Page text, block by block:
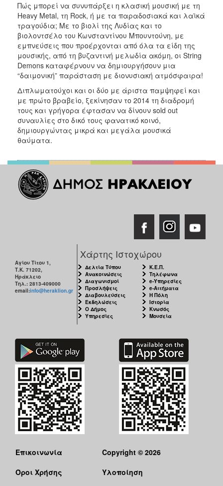
Πώς μπορεί να συνυπάρξει η κλασική μουσική με τη
Heavy Metal, τη Rock, ή με τα παραδοσιακά και λαϊκά
τραγούδια; Με το βιολί της Λυδίας και το
βιολοντσέλο του Κωνσταντίνου Μπουντούνη, με
εμπνεύσεις που προέρχονται από όλα τα είδη της
μουσικής, από τη βυζαντινή μελωδία ακόμη, οι String
Demons καταφέρνουν να δημιουργήσουν μια
“δαιμονική” παράσταση με διονυσιακή ατμόσφαιρα!
Διπλωματούχοι και οι δύο με άριστα παμψηφεί και
με πρώτο βραβείο, ξεκίνησαν το 2014 τη διαδρομή
τους και γρήγορα έφτασαν να δίνουν sold out
συναυλίες στο δικό τους φανατικό κοινό,
δημιουργώντας μικρά και μεγάλα μουσικά
θαύματα.
Αγίου Τίτου 1,
Τ.Κ. 71202,
Ηράκλειο
Τηλ.: 2813-409000
email:info@heraklion.gr
Χάρτης Ιστοχώρου
Δελτία Τύπου
Ανακοινώσεις
Διαγωνισμοί
Προσλήψεις
Διαβουλεύσεις
Εκδηλώσεις
Ο Δήμος
Υπηρεσίες
Κ.Ε.Π.
Τηλέφωνα
e-Υπηρεσίες
e-Αιτήματα
Η Πόλη
Ιστορία
Κνωσός
Μουσεία
Επικοινωνία
Όροι Χρήσης
Copyright © 2026
Υλοποίηση